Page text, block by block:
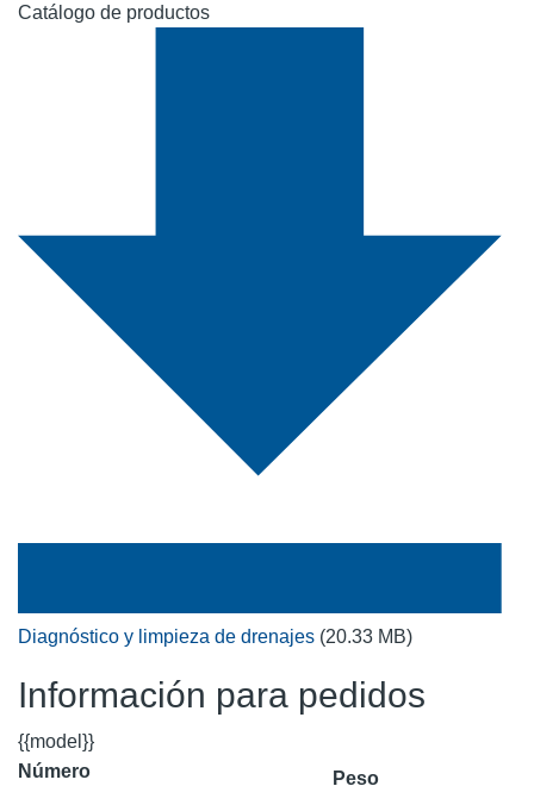
Catálogo de productos
Diagnóstico y limpieza de drenajes (20.33 MB)
Información para pedidos
{{model}}
Número
Peso